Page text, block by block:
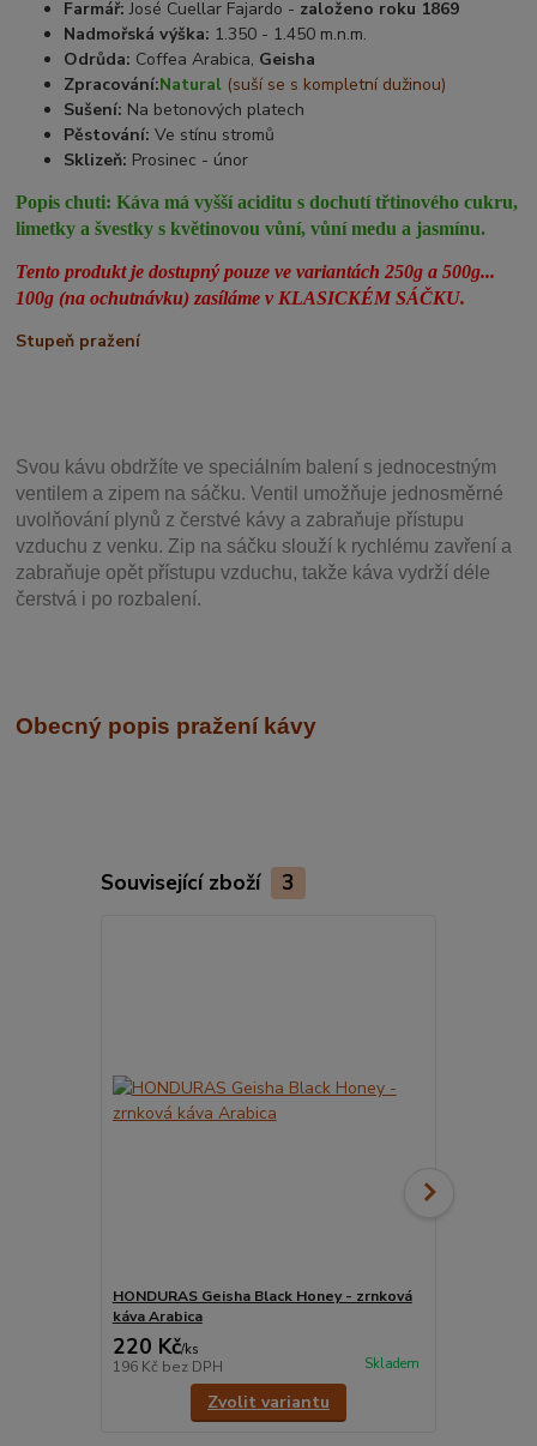
Farmář: José Cuellar Fajardo - založeno roku 1869
Nadmořská výška: 1.350 - 1.450 m.n.m.
Odrůda: Coffea Arabica, Geisha
Zpracování:Natural (suší se s kompletní dužinou)
Sušení: Na betonových platech
Pěstování: Ve stínu stromů
Sklizeň: Prosinec - únor
Popis chuti:Káva má vyšší aciditu s dochutí třtinového cukru,
limetky a švestky s květinovou vůní, vůní medu a jasmínu.
Tento produkt je dostupný pouze ve variantách 250g a 500g...
100g (na ochutnávku) zasíláme v KLASICKÉM SÁČKU.
Stupeň pražení
Svou kávu obdržíte ve speciálním balení s jednocestným
ventilem a zipem na sáčku. Ventil umožňuje jednosměrné
uvolňování plynů z čerstvé kávy a zabraňuje přístupu
vzduchu z venku. Zip na sáčku slouží k rychlému zavření a
zabraňuje opět přístupu vzduchu, takže káva vydrží déle
čerstvá i po rozbalení.
Obecný popis pražení kávy
Související zboží 3
HONDURAS Geisha Black Honey - zrnková
káva Arabica
220 Kč/ks
196 Kč bez DPH Skladem
Zvolit variantu